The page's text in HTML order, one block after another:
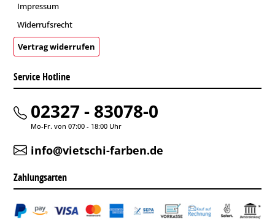
Impressum
Widerrufsrecht
Vertrag widerrufen
Service Hotline
02327 - 83078-0
Mo-Fr. von 07:00 - 18:00 Uhr
info@vietschi-farben.de
Zahlungsarten